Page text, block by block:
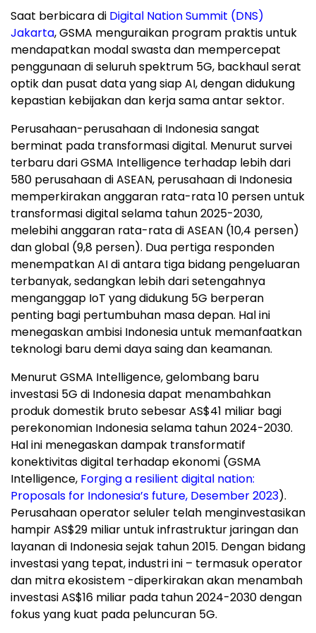
Saat berbicara di Digital Nation Summit (DNS)
Jakarta, GSMA menguraikan program praktis untuk
mendapatkan modal swasta dan mempercepat
penggunaan di seluruh spektrum 5G, backhaul serat
optik dan pusat data yang siap AI, dengan didukung
kepastian kebijakan dan kerja sama antar sektor.
Perusahaan-perusahaan di Indonesiasangat
berminat pada transformasi digital. Menurut survei
terbaru dari GSMA Intelligence terhadap lebih dari
580 perusahaan di ASEAN, perusahaan di Indonesia
memperkirakan anggaran rata-rata 10 persen untuk
transformasi digital selama tahun 2025-2030,
melebihi anggaran rata-rata di ASEAN (10,4 persen)
dan global (9,8 persen). Dua pertiga responden
menempatkanAI diantara tiga bidang pengeluaran
terbanyak, sedangkan lebih dari setengahnya
menganggap IoT yang didukung 5G berperan
penting bagi pertumbuhan masa depan. Hal ini
menegaskan ambisi Indonesiauntuk memanfaatkan
teknologi baru demi daya saing dan keamanan.
Menurut GSMA Intelligence, gelombang baru
investasi 5G di Indonesiadapat menambahkan
produk domestik bruto sebesar AS$41 miliar bagi
perekonomian Indonesiaselama tahun 2024-2030.
Hal ini menegaskan dampak transformatif
konektivitas digital terhadap ekonomi (GSMA
Intelligence, Forging a resilient digital nation:
Proposals for Indonesia’s future, Desember 2023).
Perusahaan operator seluler telah menginvestasikan
hampir AS$29 miliar untuk infrastruktur jaringan dan
layanan di Indonesiasejak tahun 2015. Dengan bidang
investasi yang tepat, industri ini – termasuk operator
dan mitra ekosistem -diperkirakan akan menambah
investasi AS$16 miliar pada tahun 2024-2030 dengan
fokus yang kuat pada peluncuran 5G.